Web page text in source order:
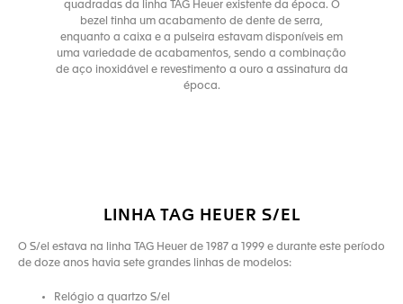
quadradas da linha TAG Heuer existente da época. O
bezel tinha um acabamento de dente de serra,
enquanto a caixa e a pulseira estavam disponíveis em
uma variedade de acabamentos, sendo a combinação
de aço inoxidável e revestimento a ouro a assinatura da
época.
LINHA TAG HEUER S/EL
O S/el estava na linha TAG Heuer de 1987 a 1999 e durante este período
de doze anos havia sete grandes linhas de modelos:
Relógio a quartzo S/el